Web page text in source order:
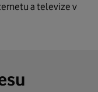
a televize v